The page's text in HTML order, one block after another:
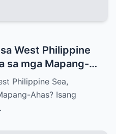
West Philippine
sa mga Mapang-
Philippine Sea,
Ahas? Isang